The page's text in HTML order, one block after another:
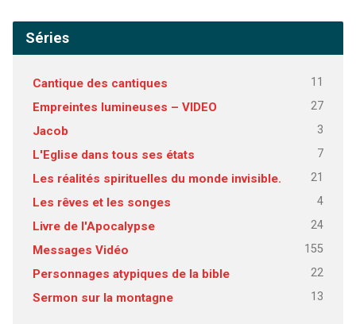
Séries
Cantique des cantiques 11
Empreintes lumineuses – VIDEO 27
Jacob 3
L'Eglise dans tous ses états 7
Les réalités spirituelles du monde invisible. 21
Les rêves et les songes 4
Livre de l'Apocalypse 24
Messages Vidéo 155
Personnages atypiques de la bible 22
Sermon sur la montagne 13